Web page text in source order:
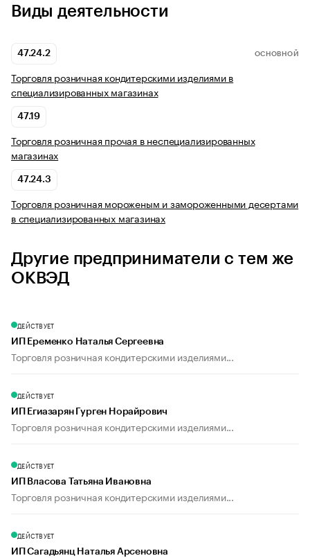
Виды деятельности
47.24.2 ОСНОВНОЙ
Торговля розничная кондитерскими изделиями в
специализированных магазинах
47.19
Торговля розничная прочая в неспециализированных
магазинах
47.24.3
Торговля розничная мороженым и замороженными десертами
в специализированных магазинах
Другие предприниматели с тем же
ОКВЭД
ДЕЙСТВУЕТ
ИП Еременко Наталья Сергеевна
Торговля розничная кондитерскими изделиями...
ДЕЙСТВУЕТ
ИП Егиазарян Гурген Норайрович
Торговля розничная кондитерскими изделиями...
ДЕЙСТВУЕТ
ИП Власова Татьяна Ивановна
Торговля розничная кондитерскими изделиями...
ДЕЙСТВУЕТ
ИП Сагадьянц Наталья Арсеновна